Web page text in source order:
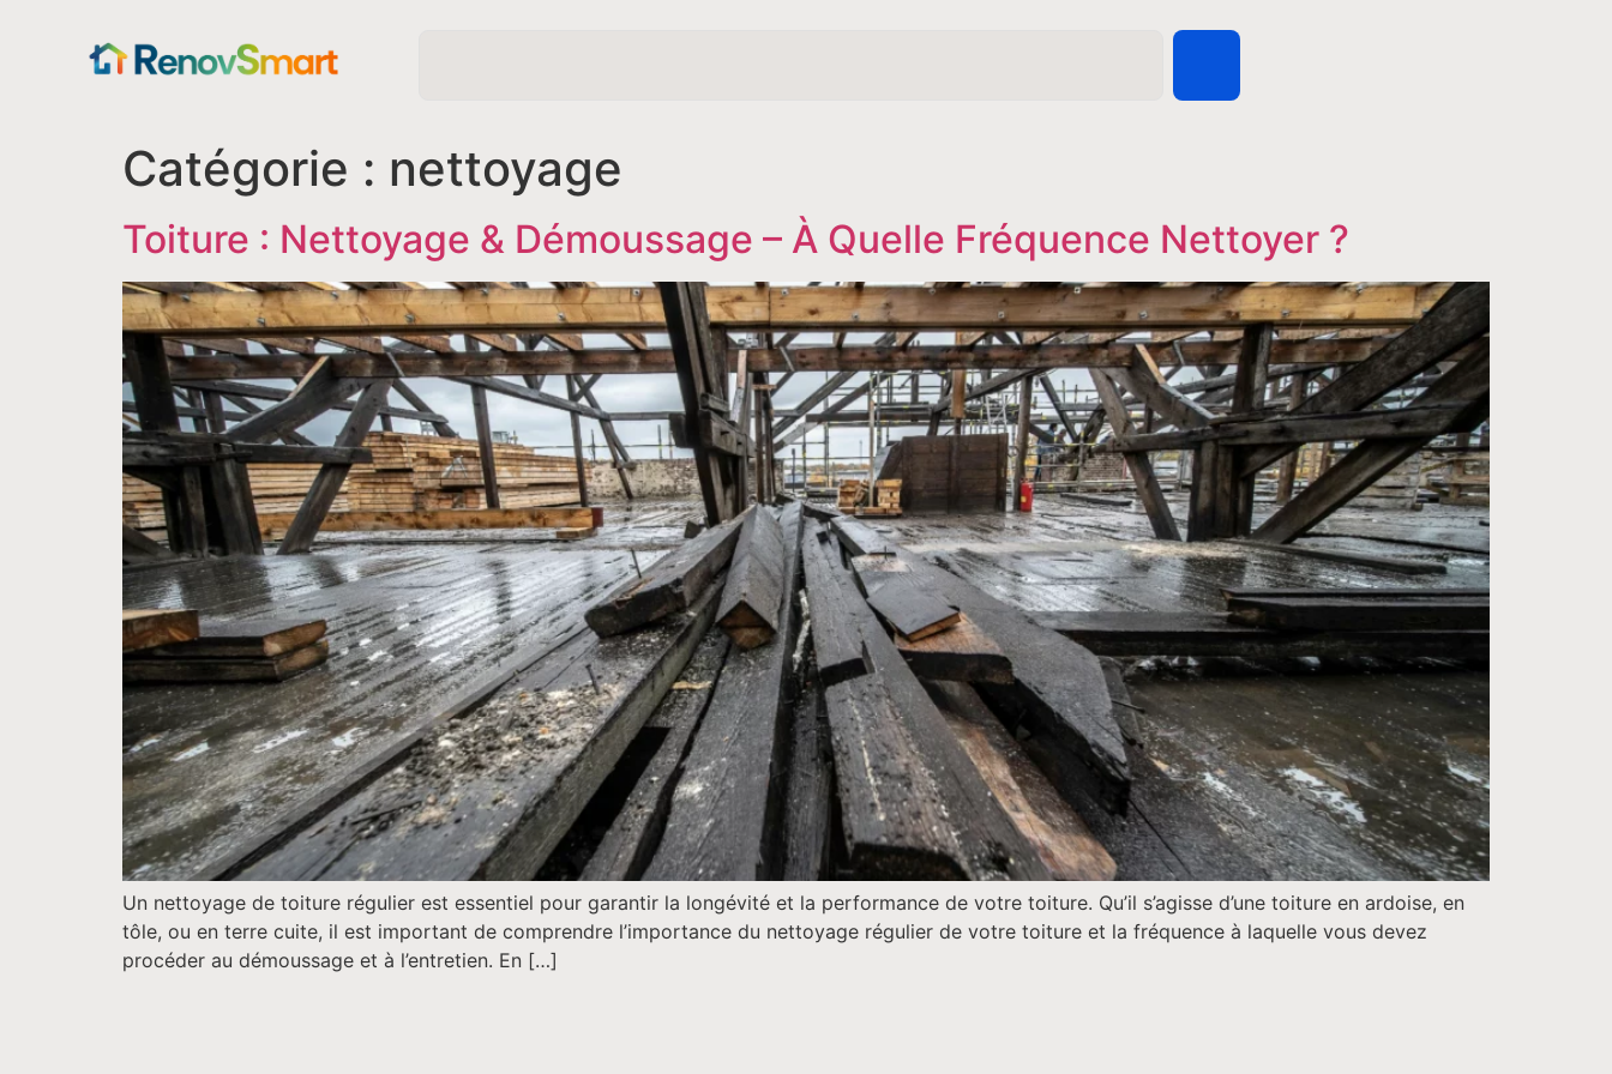
Catégorie : nettoyage
Toiture : Nettoyage & Démoussage – À Quelle Fréquence Nettoyer ?
Un nettoyage de toiture régulier est essentiel pour garantir la longévité et la performance de votre toiture. Qu’il s’agisse d’une toiture en ardoise, en
tôle, ou en terre cuite, il est important de comprendre l’importance du nettoyage régulier de votre toiture et la fréquence à laquelle vous devez
procéder au démoussage et à l’entretien. En […]